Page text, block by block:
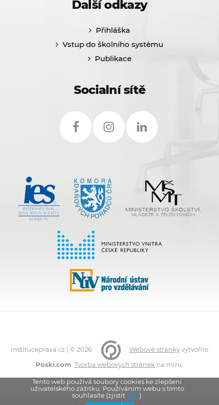
Další odkazy
Přihláška
Vstup do školního systému
Publikace
Socialní sítě
instituceprava.cz | © 2026 Webové stránkyvytvořilo
Poski.com Tvorba webových stránek na míru.
Tento web použivá soubory cookies ke zlepšení
uživatelského zážitku. Používáním webu s tímto
souhlasíte (zjistitvíce).